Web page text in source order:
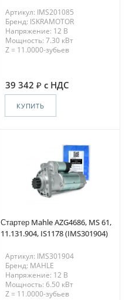
Артикул: IMS201085
Бренд: ISKRAMOTOR
Напряжение: 12 В
Мощность: 7.30 кВт
Z = 11.0000-зубьев
39 342 с НДС
КУПИТЬ
Стартер Mahle AZG4686, MS 61,
11.131.904, IS1178 (IMS301904)
Артикул: IMS301904
Бренд: MAHLE
Напряжение: 12 В
Мощность: 6.50 кВт
Z = 11.0000-зубьев